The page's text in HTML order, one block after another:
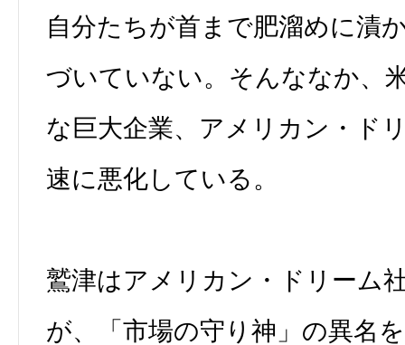
自分たちが首まで肥溜めに漬
づいていない。そんななか、
な巨大企業、アメリカン・ド
速に悪化している。
鷲津はアメリカン・ドリーム
が、「市場の守り神」の異名